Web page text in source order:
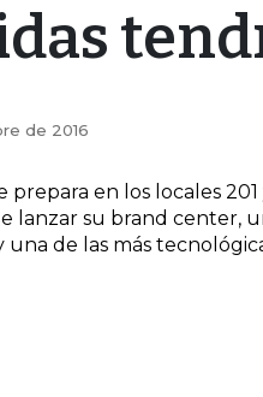
de 2016
prepara en los locales
lanzar su brand center,
de las más